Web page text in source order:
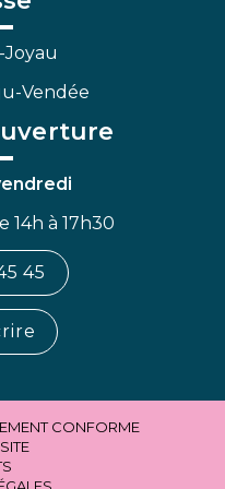
Joyau
Vendée
14h à 17h30
45
CONFORME